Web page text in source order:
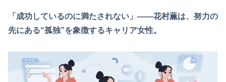
「成功しているのに満たされない」――花村薫は、努力の
先にある“孤独”を象徴するキャリア女性。